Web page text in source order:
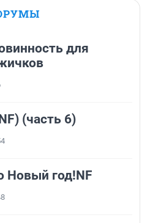
для
(часть 6)
Новый год!NF